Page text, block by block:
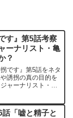
す』第5話考察
ーナリスト・亀
？
です』第5話をネタ
誘拐の真の目的を
ャーナリスト・亀
話「嘘と精子と